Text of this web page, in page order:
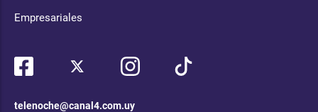
Empresariales
telenoche@canal4.com.uy